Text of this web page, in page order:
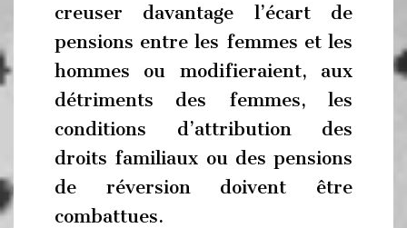
creuser davantage l’écart de
pensions entre les femmes et les
hommes ou modifieraient, aux
détriments des femmes, les
conditions d’attribution des
droits familiaux ou des pensions
de réversion doivent être
combattues.